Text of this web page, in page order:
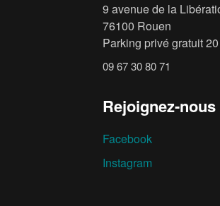
9 avenue de la
76100 Rouen
Parking privé gratuit
09 67 30 80 71
Rejoignez-
Facebook
Instagram